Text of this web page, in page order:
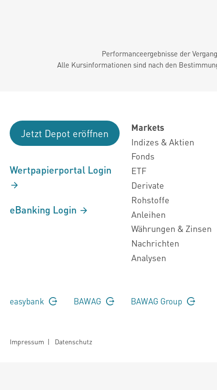
Performanceergebnisse der
Alle Kursinformationen sind nach den
Jetzt Depot eröffnen
Wertpapierportal Login
eBanking Login
Markets
Indizes & Aktien
Fonds
ETF
Derivate
Rohstoffe
Anleihen
Währungen & Zinsen
Nachrichten
Analysen
easybank BAWAG BAWAG Group
Impressum | Datenschutz